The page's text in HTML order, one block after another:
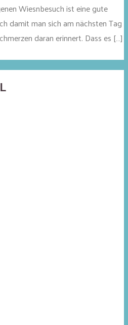
Wiesnbesuch ist eine gute
damit man sich am nächsten Tag
daran erinnert. Dass es […]